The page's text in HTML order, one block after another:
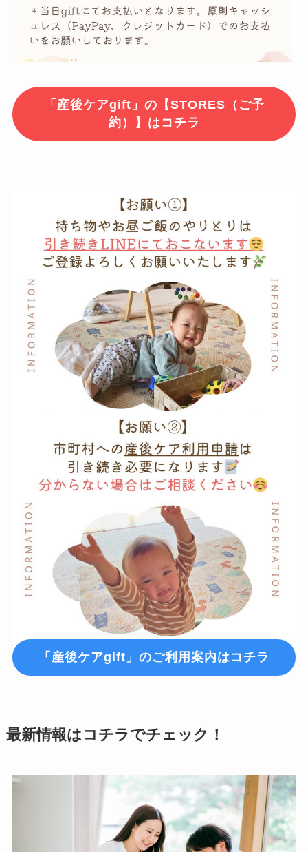
「産後ケアgift」の【STORES（ご予
約）】はコチラ
「産後ケアgift」のご利用案内はコチラ
最新情報はコチラでチェック！